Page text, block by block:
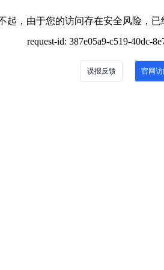
起，由于您的访问存在安全风险，
request-id: 387e05a9-c519-40dc-
误报反馈 官网访